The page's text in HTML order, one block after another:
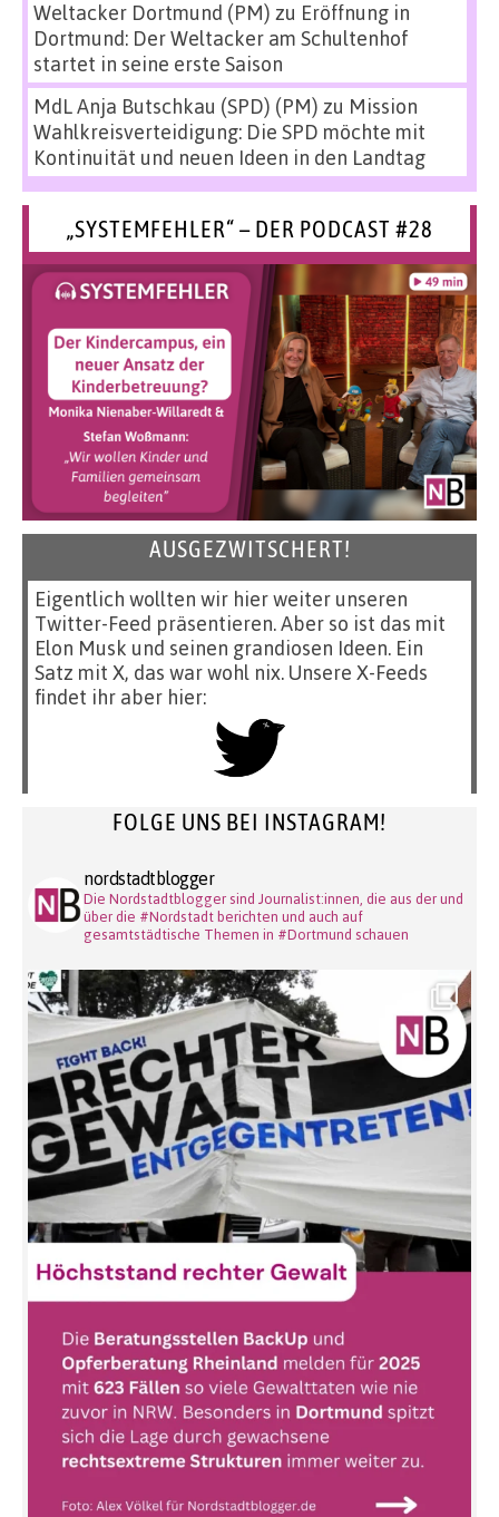
Weltacker Dortmund (PM) zu Eröffnung in
Dortmund: Der Weltacker am Schultenhof
startet in seine erste Saison
MdL Anja Butschkau (SPD) (PM) zu Mission
Wahlkreisverteidigung: Die SPD möchte mit
Kontinuität und neuen Ideen in den Landtag
„SYSTEMFEHLER“ – DER PODCAST #28
AUSGEZWITSCHERT!
Eigentlich wollten wir hier weiter unseren
Twitter-Feed präsentieren. Aber so ist das mit
Elon Musk und seinen grandiosen Ideen. Ein
Satz mit X, das war wohl nix. Unsere X-Feeds
findet ihr aber hier:
FOLGE UNS BEI INSTAGRAM!
nordstadtblogger
Die Nordstadtblogger sind Journalist:innen, die aus der und
über die #Nordstadt berichten und auch auf
gesamtstädtische Themen in #Dortmund schauen